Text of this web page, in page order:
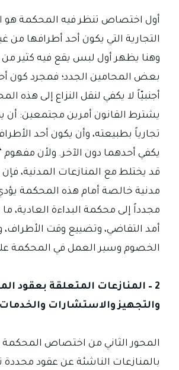
أول اختصاص تنظر فيه المحكمة هو
التجارية التي يكون أحد أطرافها من
وهنا يظهر أول لبس يقع فيه كثير
بعض المحامين الجدد؛ فمجرد كون
أجنبيّاً لا يكفي لنقل النزاع إلى هذه
يشترط القانون أمرين مجتمعين: أن
تجارياً بطبيعته، وأن يكون أحد
يكفي أحدهما دون الآخر. ولأن مفهوم
قد يختلط مع المنازعات المدنية،
مدنية خالصة أمام هذه المحكمة يؤدي
مجدداً إلى محكمة البداءة العادية،
أمد التقاضي، وتضييع وقت الأطراف،
الخصوم وسير العمل في المحكمة
2 – المنازعات المتعلقة بعقود
والتجهيز والاستشارات والخدمات
المحور الثاني من اختصاص المحكمة
بالمنازعات الناشئة عن عقود محددة